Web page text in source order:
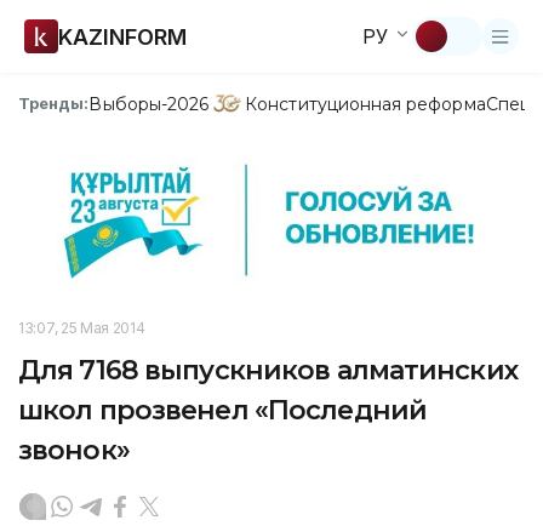
KAZINFORM РУ
Тренды:Выборы-2026 Конституционная реформа
13:07, 25 Мая 2014
Для 7168 выпускников алматинских
школ прозвенел «Последний
звонок»